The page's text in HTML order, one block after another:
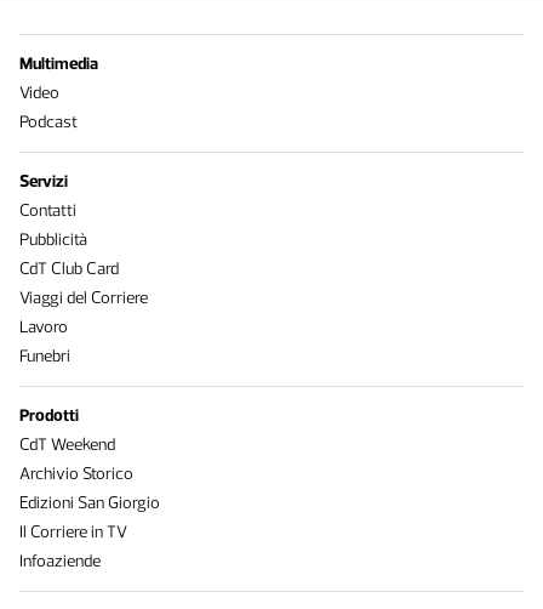
Multimedia
Video
Podcast
Servizi
Contatti
Pubblicità
CdT Club Card
Viaggi del Corriere
Lavoro
Funebri
Prodotti
CdT Weekend
Archivio Storico
Edizioni San Giorgio
Il Corriere in TV
Infoaziende